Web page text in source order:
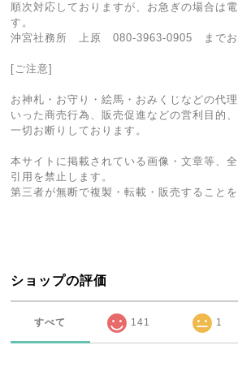
順次対応しておりますが、お急ぎの場合は
す。
沖宮社務所 上原 080-3963-0905 までお
[ご注意]
お神札・お守り・絵馬・おみくじなどの代
いった商売行為、販売促進などの営利目的
一切お断りしております。
本サイトに掲載されている画像・文章等、
引用を禁止します。
第三者が無断で複製・転載・販売することを
ショップの評価
すべて 141 1